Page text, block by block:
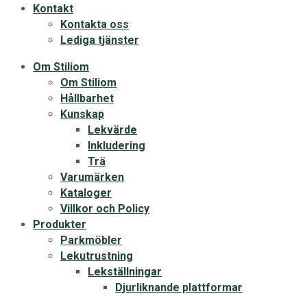
Kontakt
Kontakta oss
Lediga tjänster
Om Stiliom
Om Stiliom
Hållbarhet
Kunskap
Lekvärde
Inkludering
Trä
Varumärken
Kataloger
Villkor och Policy
Produkter
Parkmöbler
Lekutrustning
Lekställningar
Djurliknande plattformar